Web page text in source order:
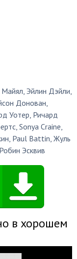
Майял,Эйлин Дэйли,
Донован,
Уотер, Ричард
,Sonya Craine,
, Paul Battin,Жуль
Робин Эсквив
в хорошем